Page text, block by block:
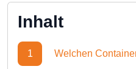
Inhalt
1 Welchen